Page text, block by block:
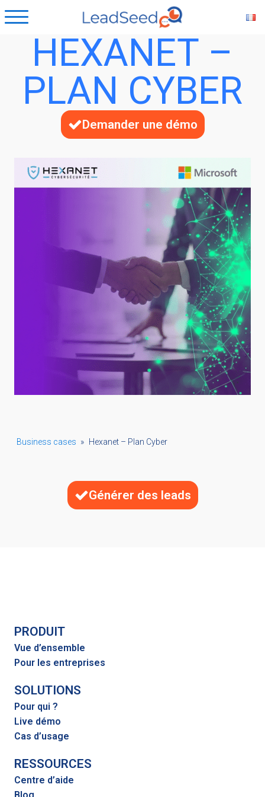
HEXANET –
PLAN CYBER
Demander une démo
Business cases » Hexanet – Plan Cyber
Générer des leads
PRODUIT
Vue d’ensemble
Pour les entreprises
SOLUTIONS
Pour qui ?
Live démo
Cas d’usage
RESSOURCES
Centre d’aide